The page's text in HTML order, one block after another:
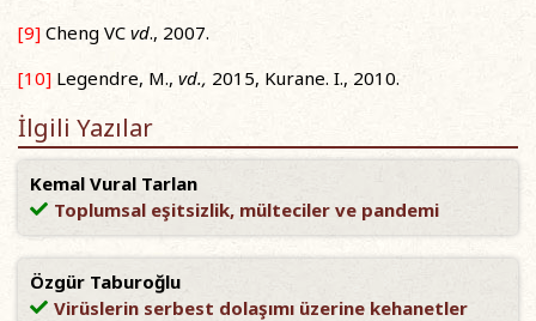
[9] Cheng VC vd., 2007.
[10] Legendre, M., vd., 2015, Kurane. I., 2010.
İlgili Yazılar
Kemal Vural Tarlan
Toplumsal eşitsizlik, mülteciler ve pandemi
Özgür Taburoğlu
Virüslerin serbest dolaşımı üzerine kehanetler